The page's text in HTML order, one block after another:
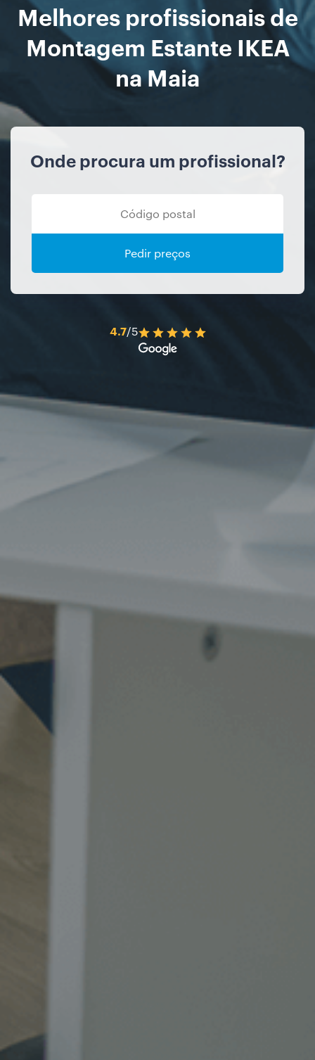
Melhores profissionais de
Montagem Estante IKEA
na Maia
Onde procura um profissional?
Pedir preços
4.7/5